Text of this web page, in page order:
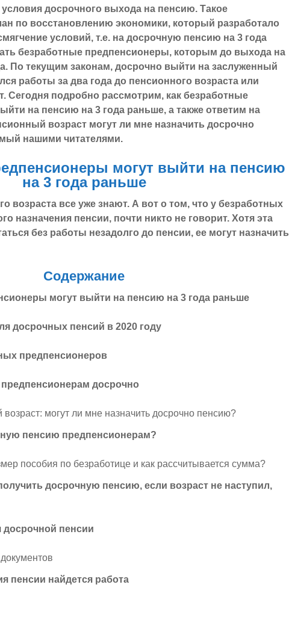
условия досрочного выхода на пенсию. Такое
по восстановлению экономики, который разработало
условий, т.е. на досрочную пенсию на 3 года
безработные предпенсионеры, которым до выхода на
По текущим законам, досрочно выйти на заслуженный
работы за два года до пенсионного возраста или
Сегодня подробно рассмотрим, как безработные
на пенсию на 3 года раньше, а также ответим на
возраст могут ли мне назначить досрочно
нашими читателями.
могут выйти на пенсию
на 3 года раньше
возраста все уже знают. А вот о том, что у безработных
назначения пенсии, почти никто не говорит. Хотя эта
без работы незадолго до пенсии, ее могут назначить
Содержание
могут выйти на пенсию на 3 года раньше
досрочных пенсий в 2020 году
предпенсионеров
досрочно
могут ли мне назначить досрочно пенсию?
пенсию предпенсионерам?
пособия по безработице и как рассчитывается сумма?
досрочную пенсию, если возраст не наступил,
пенсии
пенсии найдется работа